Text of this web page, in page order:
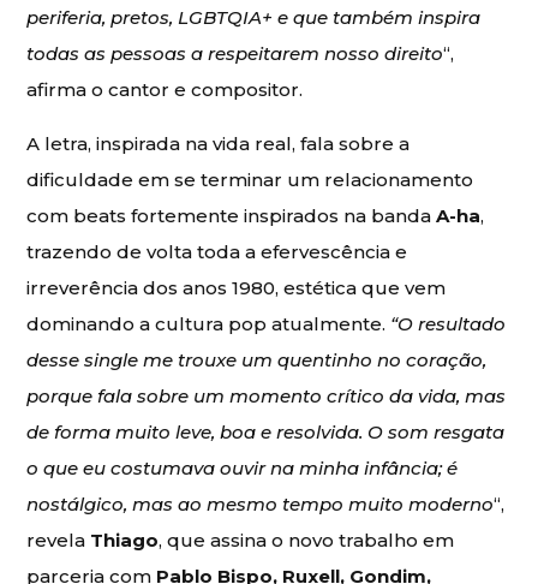
periferia, pretos, LGBTQIA+ e que também inspira
todas as pessoas a respeitarem nosso direito“,
afirma o cantor e compositor.
A letra, inspirada na vida real, fala sobre a
dificuldade em se terminar um relacionamento
com beats fortemente inspirados na bandaA-ha,
trazendo de volta toda a efervescência e
irreverência dos anos 1980, estética que vem
dominando a cultura pop atualmente. “O resultado
desse single me trouxe um quentinho no coração,
porque fala sobre um momento crítico da vida, mas
de forma muito leve, boa e resolvida. O som resgata
o que eu costumava ouvir na minha infância; é
nostálgico, mas ao mesmo tempo muito moderno“,
revela Thiago, que assina o novo trabalho em
parceria com Pablo Bispo, Ruxell, Gondim,